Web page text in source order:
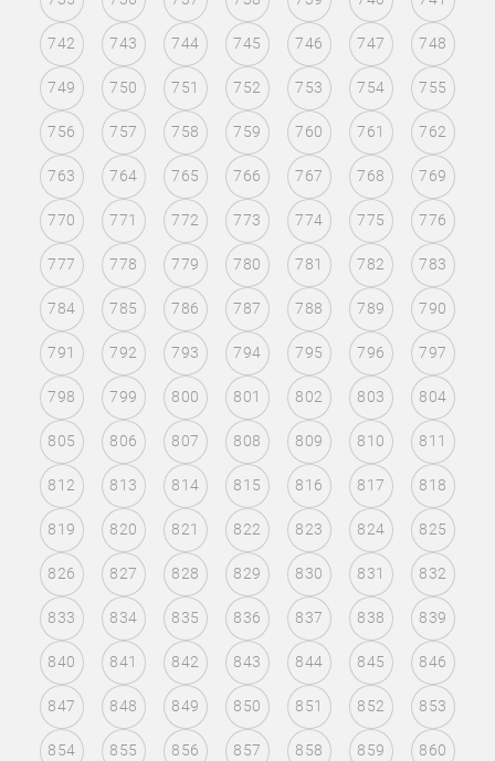
742 743 744 745 746 747 748
749 750 751 752 753 754 755
756 757 758 759 760 761 762
763 764 765 766 767 768 769
770 771 772 773 774 775 776
777 778 779 780 781 782 783
784 785 786 787 788 789 790
791 792 793 794 795 796 797
798 799 800 801 802 803 804
805 806 807 808 809 810 811
812 813 814 815 816 817 818
819 820 821 822 823 824 825
826 827 828 829 830 831 832
833 834 835 836 837 838 839
840 841 842 843 844 845 846
847 848 849 850 851 852 853
854 855 856 857 858 859 860